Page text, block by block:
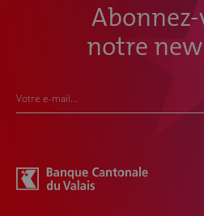
notre
Votre e-mail...